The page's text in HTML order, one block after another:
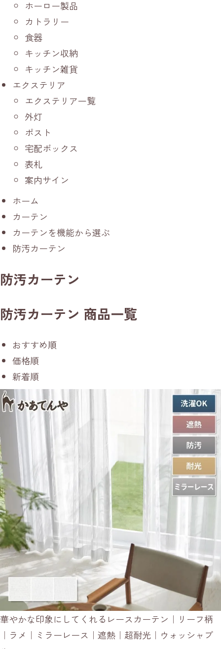
ホーロー製品
カトラリー
食器
キッチン収納
キッチン雑貨
エクステリア
エクステリア一覧
外灯
ポスト
宅配ボックス
表札
案内サイン
ホーム
カーテン
カーテンを機能から選ぶ
防汚カーテン
防汚カーテン
防汚カーテン 商品一覧
おすすめ順
価格順
新着順
華やかな印象にしてくれるレースカーテン｜リーフ柄
｜ラメ｜ミラーレース｜遮熱｜超耐光｜ウォッシャブ